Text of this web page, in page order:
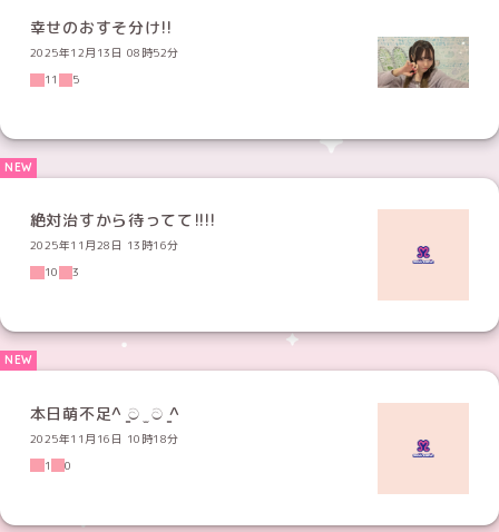
幸せのおすそ分け!!
2025年12月13日 08時52分
11
5
絶対治すから待ってて!!!!
2025年11月28日 13時16分
10
3
本日萌不足^ ̳ට ̫ ට ̳^
2025年11月16日 10時18分
1
0